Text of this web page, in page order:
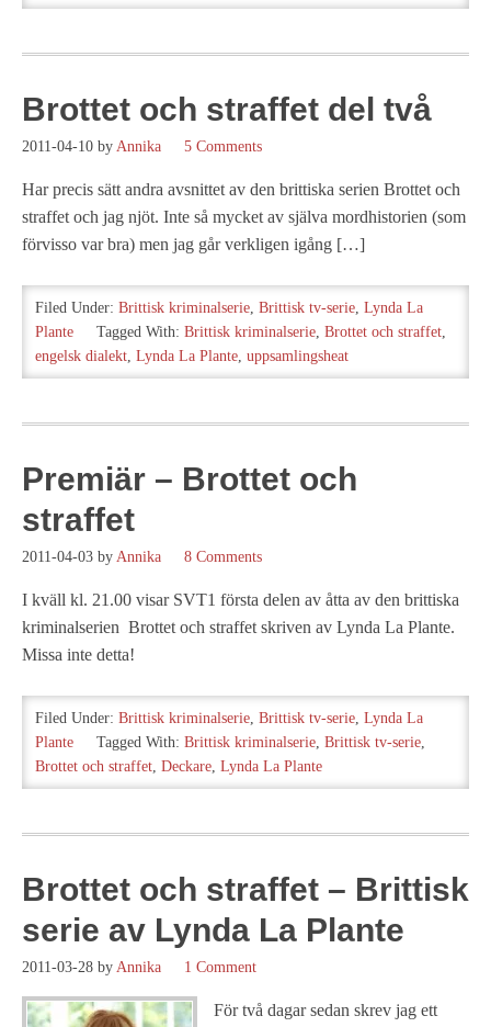
Brottet och straffet del två
2011-04-10 by Annika 5 Comments
Har precis sätt andra avsnittet av den brittiska serien Brottet och
straffet och jag njöt. Inte så mycket av själva mordhistorien (som
förvisso var bra) men jag går verkligen igång […]
Filed Under: Brittisk kriminalserie, Brittisk tv-serie, Lynda La
Plante
Tagged With: Brittisk kriminalserie, Brottet och straffet,
engelsk dialekt, Lynda La Plante, uppsamlingsheat
Premiär – Brottet och
straffet
2011-04-03 by Annika 8 Comments
I kväll kl. 21.00 visar SVT1 första delen av åtta av den brittiska
kriminalserien Brottet och straffet skriven av Lynda La Plante.
Missa inte detta!
Filed Under: Brittisk kriminalserie, Brittisk tv-serie, Lynda La
Plante
Tagged With: Brittisk kriminalserie, Brittisk tv-serie,
Brottet och straffet, Deckare, Lynda La Plante
Brottet och straffet – Brittisk
serie av Lynda La Plante
2011-03-28 by Annika 1 Comment
För två dagar sedan skrev jag ett